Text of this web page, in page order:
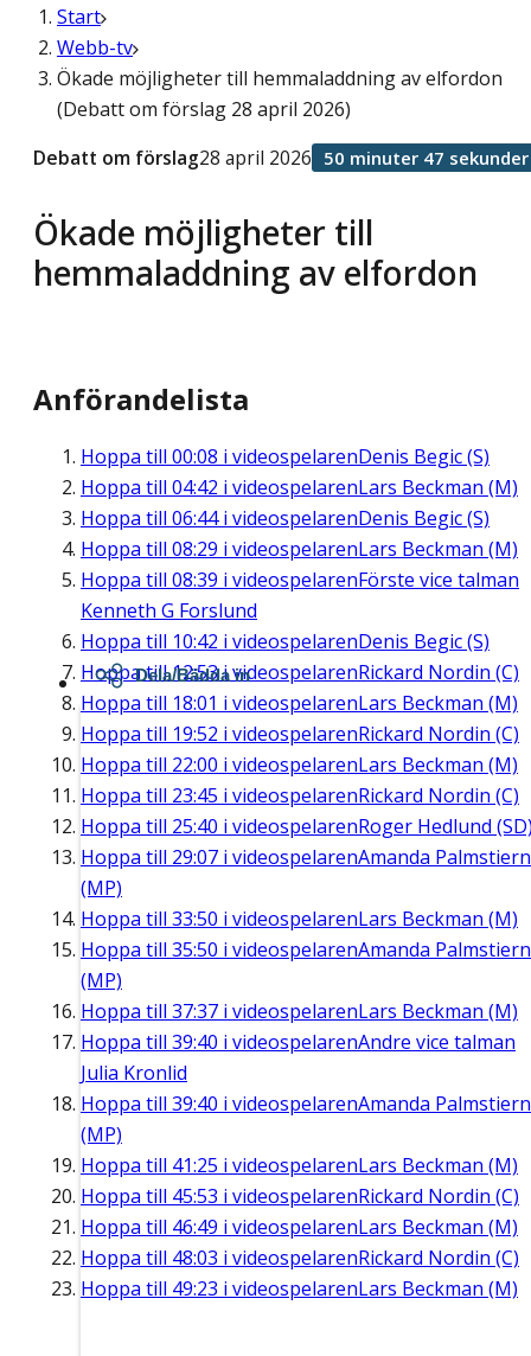
Start
Webb-tv
Ökade möjligheter till hemmaladdning av elfordon
(Debatt om förslag 28 april 2026)
Ökade möjligheter till
hemmaladdning av elfordon
Debatt om förslag28 april 2026 50 minuter 47 sekunder
Anförandelista
Hoppa till 00:08 i videospelarenDenis Begic (S)
Hoppa till 04:42 i videospelarenLars Beckman (M)
Hoppa till 06:44i videospelarenDenis Begic (S)
Hoppa till 08:29 i videospelarenLars Beckman (M)
Hoppa till 08:39 i videospelarenFörste vice talman
Kenneth G Forslund
Hoppa till 10:42 i videospelarenDenis Begic (S)
Hoppa till12:53i videospelarenRickard Nordin (C)
Hoppa till 18:01 i videospelarenLars Beckman (M)
Hoppa till 19:52 i videospelarenRickard Nordin (C)
Hoppa till 22:00 i videospelarenLars Beckman (M)
Hoppa till 23:45 i videospelarenRickard Nordin (C)
Hoppa till 25:40 i videospelarenRoger Hedlund
Hoppa till 29:07 i videospelarenAmanda
(MP)
Hoppa till 33:50 i videospelarenLars Beckman (M)
Hoppa till 35:50 i videospelarenAmanda
(MP)
Hoppa till 37:37 i videospelarenLars Beckman (M)
Hoppa till 39:40 i videospelarenAndre vice talman
Julia Kronlid
Hoppa till 39:40 i videospelarenAmanda
(MP)
Hoppa till 41:25 i videospelarenLars Beckman (M)
Hoppa till 45:53 i videospelarenRickard Nordin (C)
Hoppa till 46:49 i videospelarenLars Beckman (M)
Hoppa till 48:03 i videospelarenRickard Nordin (C)
Hoppa till 49:23 i videospelarenLars Beckman (M)
Dela/Bädda in